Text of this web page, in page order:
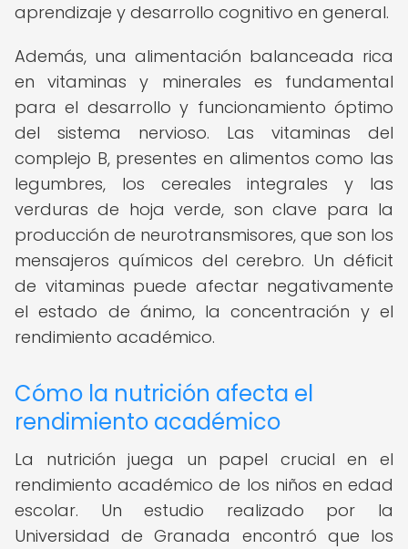
aprendizaje y desarrollo cognitivo en general.
Además, una alimentación balanceada rica
en vitaminas y minerales es fundamental
para el desarrollo y funcionamiento óptimo
del sistema nervioso. Las vitaminas del
complejo B, presentes en alimentos como las
legumbres, los cereales integrales y las
verduras de hoja verde, son clave para la
producción de neurotransmisores, que son los
mensajeros químicos del cerebro. Un déficit
de vitaminas puede afectar negativamente
el estado de ánimo, la concentración y el
rendimiento académico.
Cómo la nutrición afecta el
rendimiento académico
La nutrición juega un papel crucial en el
rendimiento académico de los niños en edad
escolar. Un estudio realizado por la
Universidad de Granada encontró que los